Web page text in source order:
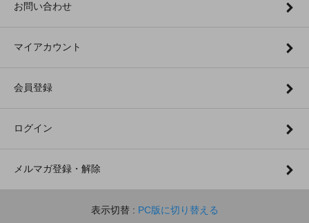
お問い合わせ
マイアカウント
会員登録
ログイン
メルマガ登録・解除
表示切替 : PC版に切り替える